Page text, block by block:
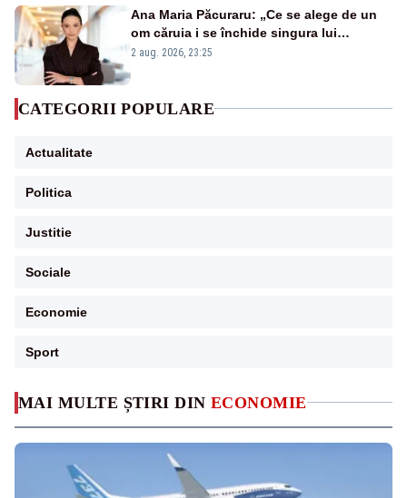
MAI MULTE ȘTIRI DIN ECONOMIE
Ana Maria Păcuraru: „Ce se alege de un
om căruia i se închide singura lui
portiță?”
2 aug. 2026, 23:25
CATEGORII POPULARE
Actualitate
Politica
Justitie
Sociale
Economie
Sport